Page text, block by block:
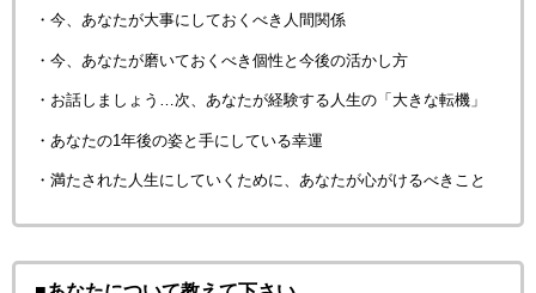
・今、あなたが大事にしておくべき人間関係
・今、あなたが磨いておくべき個性と今後の活かし方
・お話しましょう…次、あなたが経験する人生の「大きな転機」
・あなたの1年後の姿と手にしている幸運
・満たされた人生にしていくために、あなたが心がけるべきこと